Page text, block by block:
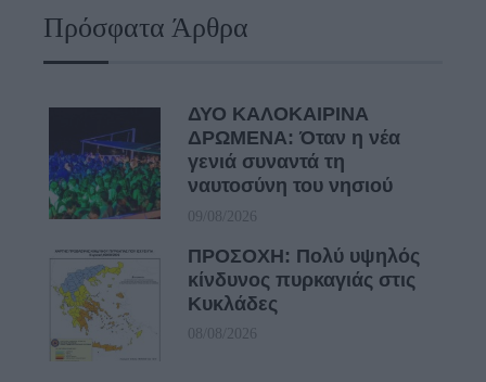
Πρόσφατα Άρθρα
ΔΥΟ ΚΑΛΟΚΑΙΡΙΝΑ
ΔΡΩΜΕΝΑ: Όταν η νέα
γενιά συναντά τη
ναυτοσύνη του νησιού
09/08/2026
ΠΡΟΣΟΧΗ: Πολύ υψηλός
κίνδυνος πυρκαγιάς στις
Κυκλάδες
08/08/2026